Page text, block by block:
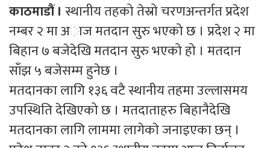
काठमाडौं । स्थानीय तहको तेस्रो चरणअन्तर्गत प्रदेश
नम्बर २ मा अाज मतदान सुरु भएको छ । प्रदेश २ मा
बिहान ७ बजेदेखि मतदान सुरु भएको हो । मतदान
साँझ ५ बजेसम्म हुनेछ ।
मतदानका लागि १३६ वटै स्थानीय तहमा उल्लासमय
उपस्थिति देखिएको छ । मतदाताहरु बिहानैदेखि
मतदानका लागि लाममा लागेकाे जनाइएका छन् ।